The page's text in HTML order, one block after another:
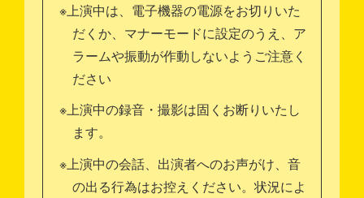
※上演中は、電子機器の電源をお切りいた
だくか、マナーモードに設定のうえ、ア
ラームや振動が作動しないようご注意く
ださい
※上演中の録音・撮影は固くお断りいたし
ます。
※上演中の会話、出演者へのお声がけ、音
の出る行為はお控えください。状況によ